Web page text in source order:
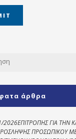
άρθρα
2026ΕΠΙΤΡΟΠΗΣ ΓΙΑ ΤΗΝ
ΠΡΟΣΩΠΙΚΟΥ